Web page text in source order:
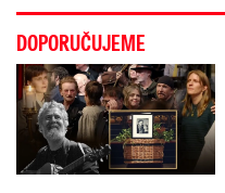
DOPORUČUJEME